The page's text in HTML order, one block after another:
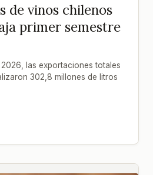
de vinos chilenos
primer semestre
2026, las exportaciones totales
302,8 millones de litros